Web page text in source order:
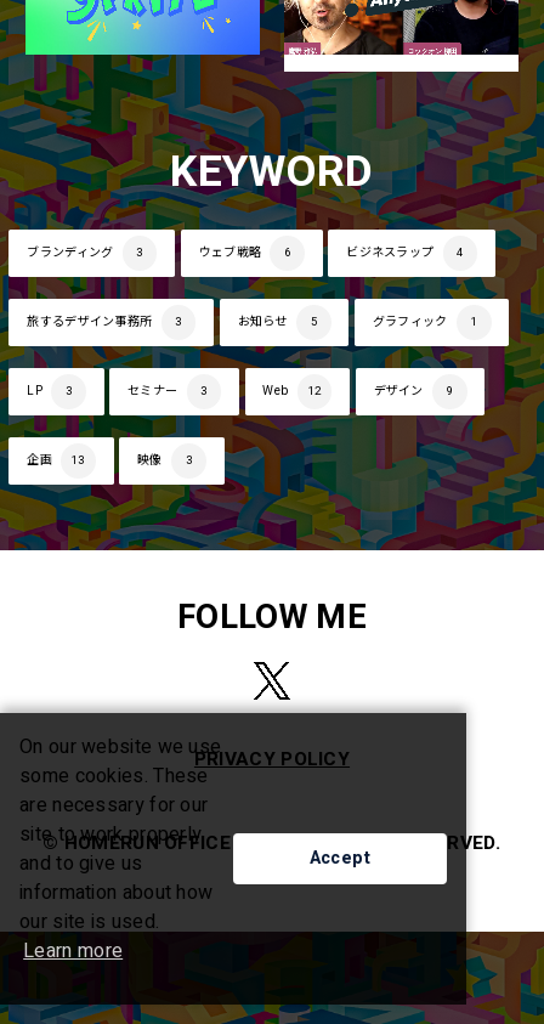
KEYWORD
ブランディング 3 ウェブ戦略 6 ビジネスラップ 4
旅するデザイン事務所 3 お知らせ 5 グラフィック 1
LP 3 セミナー 3 Web 12 デザイン 9
企画 13 映像 3
FOLLOW ME
PRIVACY POLICY
© HOMERUN OFFICE LLC. ALL RIGHTS RESERVED.
On our website we use
some cookies. These
are necessary for our
site to work properly
and to give us
information about how
our site is used.
Learn more
Accept